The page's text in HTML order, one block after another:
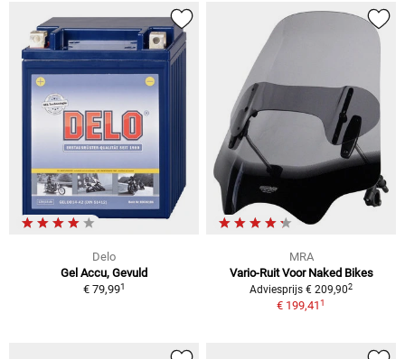
Delo
Gel Accu, Gevuld
€ 79,991
MRA
Vario-Ruit Voor Naked Bikes
Adviesprijs € 209,902
€ 199,411